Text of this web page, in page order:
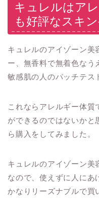
キュレルはア
も好評なスキ
キュレルのアイゾーン美
ー、無香料で無着色なう
敏感肌の人のパッチテス
これならアレルギー体質
ができるのではないかと
ら購入をしてみました。
キュレルのアイゾーン美
なので、使えずに人にあ
かなりリーズナブルで買